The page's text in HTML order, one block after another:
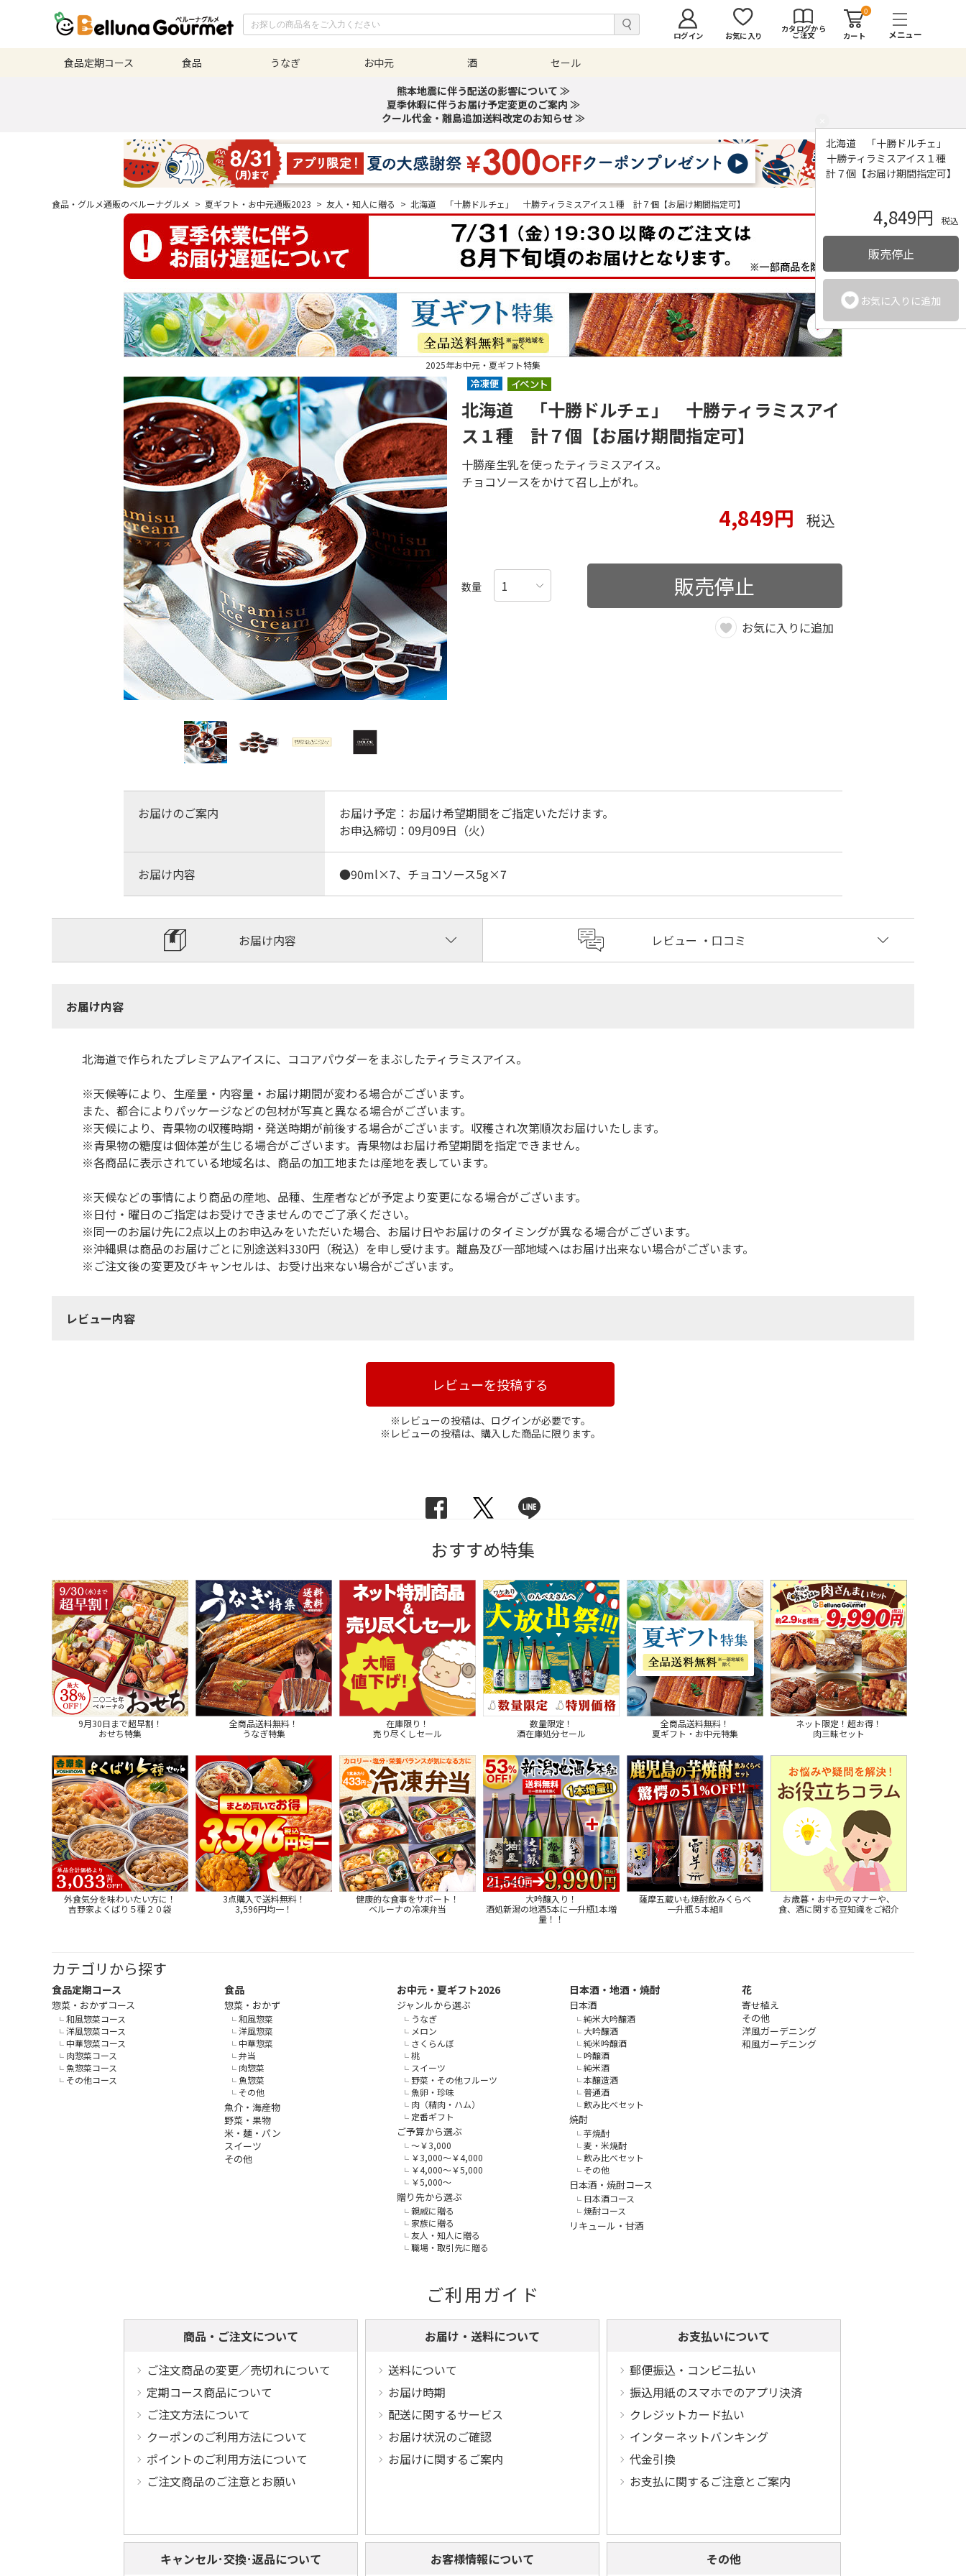
ログイン お気に入り
カタログから
ご注文
0
カート
食品定期コース 食品 うなぎ お中元 酒
セール
熊本地震に伴う配送の影響について ≫
夏季休暇に伴うお届け予定変更のご案内 ≫
クール代金・離島追加送料改定のお知らせ ≫
食品・グルメ通販のベルーナグルメ > 夏ギフト・お中元通販2023 > 友人・知人に贈る > 北海道 「十勝ドルチェ」 十勝ティラミスアイス１種 計７個【お届け期間指定可】
北海道 「十勝ドルチェ」
十勝ティラミスアイス１種
計７個【お届け期間指定可】
4,849円 税込
販売停止
お気に入りに追加
2025年お中元・夏ギフト特集
北海道 「十勝ドルチェ」 十勝ティラミスアイ
ス１種 計７個【お届け期間指定可】
十勝産生乳を使ったティラミスアイス。
チョコソースをかけて召し上がれ。
4,849円 税込
数量 販売停止
お気に入りに追加
お届けのご案内
お届け予定：お届け希望期間をご指定いただけます。
お申込締切：09月09日（火）
お届け内容 ●90ml×7、チョコソース5g×7
お届け内容 レビュー ・口コミ
お届け内容
北海道で作られたプレミアムアイスに、ココアパウダーをまぶしたティラミスアイス。
※天候等により、生産量・内容量・お届け期間が変わる場合がございます。
また、都合によりパッケージなどの包材が写真と異なる場合がございます。
※天候により、青果物の収穫時期・発送時期が前後する場合がございます。収穫され次第順次お届けいたします。
※青果物の糖度は個体差が生じる場合がございます。青果物はお届け希望期間を指定できません。
※各商品に表示されている地域名は、商品の加工地または産地を表しています。
※天候などの事情により商品の産地、品種、生産者などが予定より変更になる場合がございます。
※日付・曜日のご指定はお受けできませんのでご了承ください。
※同一のお届け先に2点以上のお申込みをいただいた場合、お届け日やお届けのタイミングが異なる場合がございます。
※沖縄県は商品のお届けごとに別途送料330円（税込）を申し受けます。離島及び一部地域へはお届け出来ない場合がございます。
※ご注文後の変更及びキャンセルは、お受け出来ない場合がございます。
レビュー内容
レビューを投稿する
※レビューの投稿は、ログインが必要です。
※レビューの投稿は、購入した商品に限ります。
おすすめ特集
9月30日まで超早割！
おせち特集
全商品送料無料！
うなぎ特集
在庫限り！
売り尽くしセール
数量限定！
酒在庫処分セール
全商品送料無料！
夏ギフト・お中元特集
ネット限定！超お得！
肉三昧セット
外食気分を味わいたい方に！
吉野家よくばり５種２０袋
3点購入で送料無料！
3,596円均一！
健康的な食事をサポート！
ベルーナの冷凍弁当
大吟醸入り！
酒処新潟の地酒5本に一升瓶1本増
量！！
薩摩五蔵いも焼酎飲みくらべ
一升瓶５本組Ⅱ
お歳暮・お中元のマナーや、
食、酒に関する豆知識をご紹介
カテゴリから探す
食品定期コース
惣菜・おかずコース
和風惣菜コース
洋風惣菜コース
中華惣菜コース
肉惣菜コース
魚惣菜コース
その他コース
食品
惣菜・おかず
和風惣菜
洋風惣菜
中華惣菜
弁当
肉惣菜
魚惣菜
その他
魚介・海産物
野菜・果物
米・麺・パン
スイーツ
その他
お中元・夏ギフト2026
ジャンルから選ぶ
うなぎ
メロン
さくらんぼ
桃
スイーツ
野菜・その他フルーツ
魚卵・珍味
肉（精肉・ハム）
定番ギフト
ご予算から選ぶ
～￥3,000
￥3,000～￥4,000
￥4,000～￥5,000
￥5,000～
贈り先から選ぶ
親戚に贈る
家族に贈る
友人・知人に贈る
職場・取引先に贈る
日本酒・地酒・焼酎
日本酒
純米大吟醸酒
大吟醸酒
純米吟醸酒
吟醸酒
純米酒
本醸造酒
普通酒
飲み比べセット
焼酎
芋焼酎
麦・米焼酎
飲み比べセット
その他
日本酒・焼酎コース
日本酒コース
焼酎コース
リキュール・甘酒
花
寄せ植え
その他
洋風ガーデニング
和風ガーデニング
ご利用ガイド
商品・ご注文について
ご注文商品の変更／売切れについて
定期コース商品について
ご注文方法について
クーポンのご利用方法について
ポイントのご利用方法について
ご注文商品のご注意とお願い
お届け・送料について
送料について
お届け時期
配送に関するサービス
お届け状況のご確認
お届けに関するご案内
お支払いについて
郵便振込・コンビニ払い
振込用紙のスマホでのアプリ決済
クレジットカード払い
インターネットバンキング
代金引換
お支払に関するご注意とご案内
キャンセル･交換･返品について お客様情報について その他